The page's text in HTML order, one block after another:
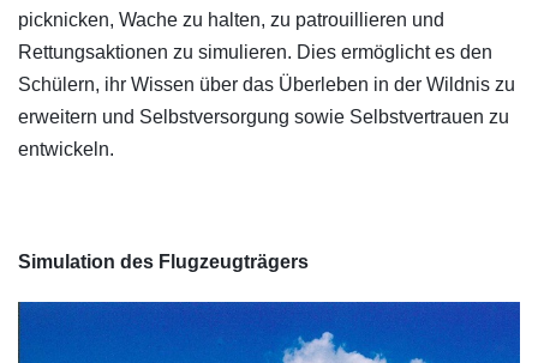
picknicken, Wache zu halten, zu patrouillieren und
Rettungsaktionen zu simulieren. Dies ermöglicht es den
Schülern, ihr Wissen über das Überleben in der Wildnis zu
erweitern und Selbstversorgung sowie Selbstvertrauen zu
entwickeln.
Simulation des Flugzeugträgers